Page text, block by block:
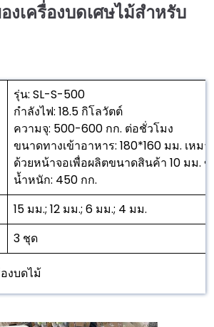
งเครื่องบดเศษไม้สำหรับ
รุ่น: SL-S-500
กำลังไฟ: 18.5 กิโลวัตต์
ความจุ: 500-600 กก. ต่อชั่วโมง
ขนาดทางเข้าอาหาร: 180*160 มม. เห
ด้วยหน้าจอเพื่อผลิตขนาดสินค้า 10 มม. ข
น้ำหนัก: 450 กก.
15 มม.; 12 มม.; 6 มม.; 4 มม.
3 ชุด
งบดไม้